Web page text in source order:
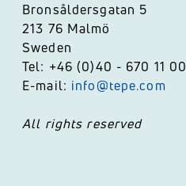
Bronsåldersgatan 5
213 76 Malmö
Sweden
Tel: +46 (0)40 - 670 11 00
E-mail: info@tepe.com
All rights reserved